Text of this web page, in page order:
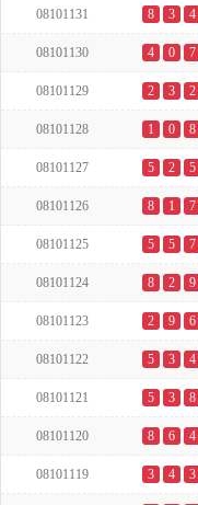
08101131 8 3 4
08101130 4 0 7
08101129 2 3 2
08101128 1 0 8
08101127 5 2 5
08101126 8 1 7
08101125 5 5 7
08101124 8 2 9
08101123 2 9 6
08101122 5 3 4
08101121 5 3 8
08101120 8 6 4
08101119 3 4 3